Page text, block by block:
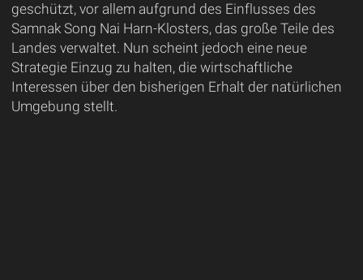
geschützt, vor allem aufgrund des Einflusses des
Samnak Song Nai Harn-Klosters, das große Teile des
Landes verwaltet. Nun scheint jedoch eine neue
Strategie Einzug zu halten, die wirtschaftliche
Interessen über den bisherigen Erhalt der natürlichen
Umgebung stellt.